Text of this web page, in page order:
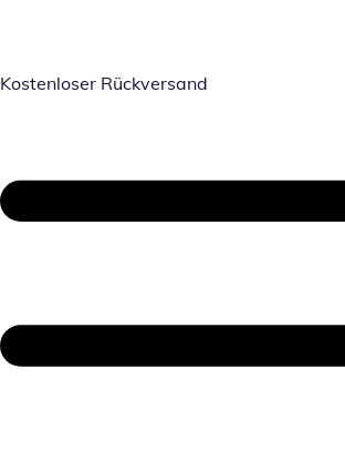
Kostenloser Rückversand